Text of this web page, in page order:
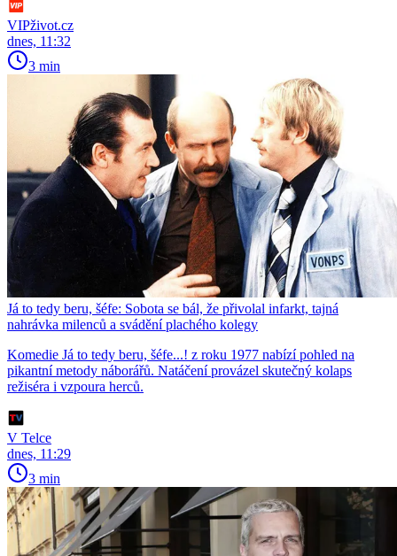
VIPživot.cz
dnes, 11:32
3 min
Já to tedy beru, šéfe: Sobota se bál, že přivolal infarkt, tajná
nahrávka milenců a svádění plachého kolegy
Komedie Já to tedy beru, šéfe...! z roku 1977 nabízí pohled na
pikantní metody náborářů. Natáčení provázel skutečný kolaps
režiséra i vzpoura herců.
V Telce
dnes, 11:29
3 min